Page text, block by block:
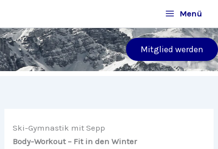
springen
Menü
Mitglied werden
Ski-Gymnastik mit Sepp
Body-Workout – Fit in den Winter